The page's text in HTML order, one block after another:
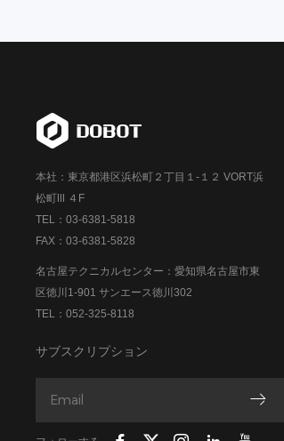
本社：東京都港区浜松町２丁目１-１２ VORT浜
松町Ⅲ ４F
TEL：03-6381-5818
FAX：03-6381-5828
名古屋テクニカルセンター：愛知県名古屋市東
区徳川1-901 サンエース徳川302
TEL：052-325-8118
サブスクリプション